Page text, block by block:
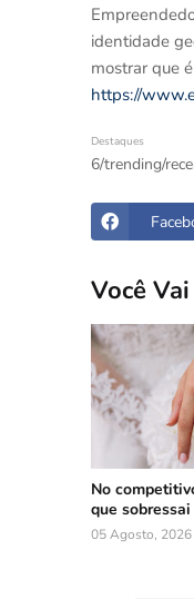
identidade
mostrar que
https://
Destaques
6/trending/
Você
No
que
05 Agosto, 2026